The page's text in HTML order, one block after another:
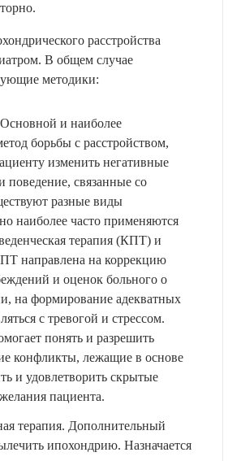
расстройства
В общем случае
методики:
и наиболее
борьбы с расстройством,
изменить негативные
поведение, связанные со
разные виды
наиболее часто применяются
терапия (КПТ) и
направлена на коррекцию
и оценок больного о
на формирование адекватных
с тревогой и стрессом.
понять и разрешить
конфликты, лежащие в основе
и удовлетворить скрытые
пациента.
терапия. Дополнительный
ипохондрию. Назначается